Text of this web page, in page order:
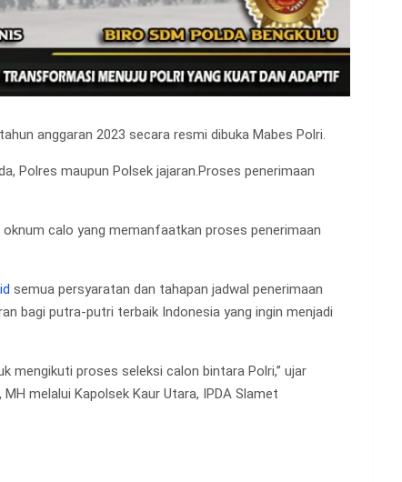
anggaran 2023 secara resmi dibuka Mabes Polri.
Polres maupun Polsek jajaran.Proses penerimaan
calo yang memanfaatkan proses penerimaan
semua persyaratan dan tahapan jadwal penerimaan
bagi putra-putri terbaik Indonesia yang ingin menjadi
mengikuti proses seleksi calon bintara Polri,” ujar
melalui Kapolsek Kaur Utara, IPDA Slamet